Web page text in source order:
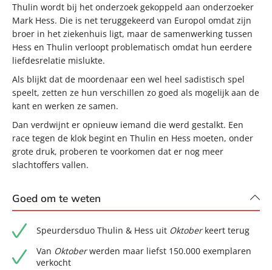
Thulin wordt bij het onderzoek gekoppeld aan onderzoeker
Mark Hess. Die is net teruggekeerd van Europol omdat zijn
broer in het ziekenhuis ligt, maar de samenwerking tussen
Hess en Thulin verloopt problematisch omdat hun eerdere
liefdesrelatie mislukte.
Als blijkt dat de moordenaar een wel heel sadistisch spel
speelt, zetten ze hun verschillen zo goed als mogelijk aan de
kant en werken ze samen.
Dan verdwijnt er opnieuw iemand die werd gestalkt. Een
race tegen de klok begint en Thulin en Hess moeten, onder
grote druk, proberen te voorkomen dat er nog meer
slachtoffers vallen.
Goed om te weten
Speurdersduo Thulin & Hess uit Oktoberkeert terug
Van Oktoberwerden maar liefst 150.000 exemplaren
verkocht